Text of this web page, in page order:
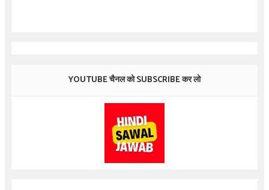
YOUTUBE चैनल को SUBSCRIBE कर लो